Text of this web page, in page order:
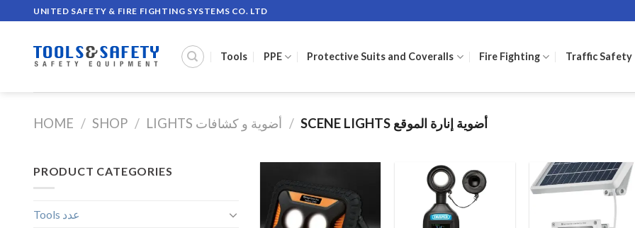
to
content
UNITED SAFETY & FIRE FIGHTING SYSTEMS CO. LTD
Tools PPE Protective Suits and Coveralls Fire Fighting Traffic Safety
HOME / SHOP / LIGHTS أضوية و كشافات / SCENE LIGHTS أضوية إنارة الموقع
PRODUCT CATEGORIES
Tools عدد